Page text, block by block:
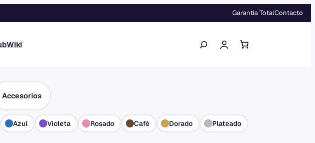
Garantía TotalContacto
Wiki Buscar
Accesorios
Azul Violeta Rosado Café Dorado Plateado